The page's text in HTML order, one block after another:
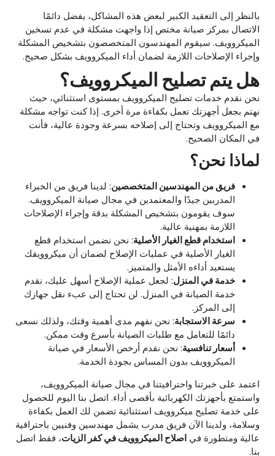
بالنظر إلى التعقيد الكبير لبعض هذه المشاكل، يفضل دائمًا
الاتصال بمركز صيانة مختص إذا واجهت مشكلة في عدم تسخين
الميكروويف. سيقوم المهندسون المتخصصون بتشخيص المشكلة
وإجراء الإصلاحات اللازمة لضمان أداء الميكروويف بشكل صحيح.
هل يتم تصليح الميكروويف؟
نحن نقدم خدمات تصليح الميكروويف بمستوى استثنائي، حيث
نهتم بجعل أجهزتك تعمل بكفاءة مرة أخرى. إذا كنت تواجه مشكلة
مع الميكروويف وتحتاج إلى إصلاحه بسرعة وجودة عالية، فأنت
في المكان الصحيح.
لماذا نحن؟
فريق من المهندسين المتخصصين: لدينا فريق من الخبراء
المدربين جيدًا والمعتمدين في مجال صيانة الميكروويف.
سوف يقومون بتشخيص المشكلة بدقة وإجراء الإصلاحات
اللازمة بمهنية عالية.
استخدام قطع الغيار الأصلية: نحن نضمن استخدام قطع
الغيار الأصلية في عمليات الإصلاح لضمان أن ميكروويفك
يستعيد أداءه الأمثل والمتميز.
خدمة في المنزل: لجعل عملية الإصلاح أسهل عليك، نقدم
خدمة الصيانة في المنزل. لن تحتاج إلى عبء نقل جهازك
إلى المركز.
سرعة الاستجابة: نحن نفهم مدى أهمية وقتك، ولذلك نسعى
دائمًا للتعامل مع طلبات الصيانة بأسرع وقت ممكن.
أسعار تنافسية: نحن نقدم أرخص الأسعار في صيانة
الميكروويف بدون المساس بجودة الخدمة.
اعتمد على خبرتنا واحترافيتنا في مجال صيانة الميكروويف،
واستمتع بأجهزتك الكهربائية بأقصى أداء. اتصل بنا اليوم للحصول
على خدمة تصليح ميكروويف استثنائية تضمن لك العمل بكفاءة
وسلامة، ولدينا الآن فريق مدرب يشمل مهندسين وفنيين باحترافية
عالية ومتطورة في اصلاح الميكروويف في كفر الزيات، فقط اتصل
بنا.